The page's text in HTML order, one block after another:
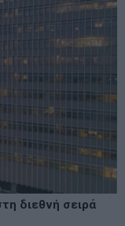
διεθνή σειρά